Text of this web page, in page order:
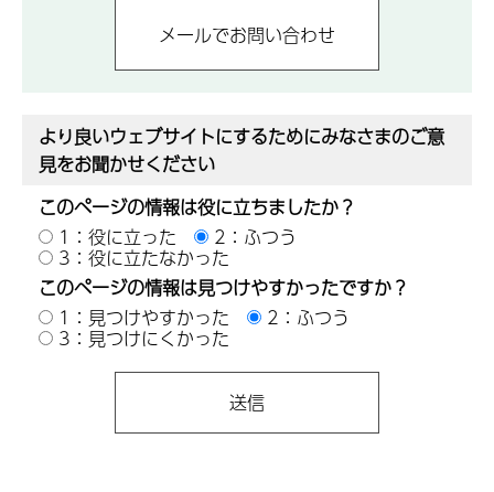
より良いウェブサイトにするためにみなさまのご意
見をお聞かせください
このページの情報は役に立ちましたか？
1：役に立った
2：ふつう
3：役に立たなかった
このページの情報は見つけやすかったですか？
1：見つけやすかった
2：ふつう
3：見つけにくかった